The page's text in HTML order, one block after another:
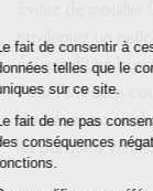
privilégiez un
équipé d’une
Pour l'entretien
humide avec un
les parquets